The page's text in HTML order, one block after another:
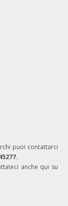
puoi contattarci
anche qui su